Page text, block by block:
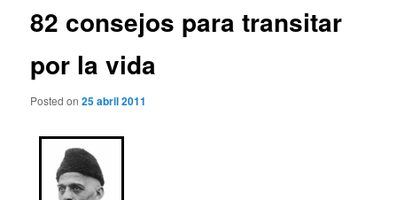
82 consejos para transitar
por la vida
Posted on25 abril 2011